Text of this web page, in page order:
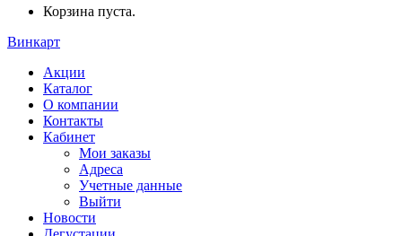
Корзина пуста.
Винкарт
Акции
Каталог
О компании
Контакты
Кабинет
Мои заказы
Адреса
Учетные данные
Выйти
Новости